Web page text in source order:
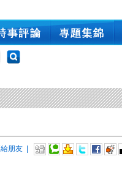
朋友 |